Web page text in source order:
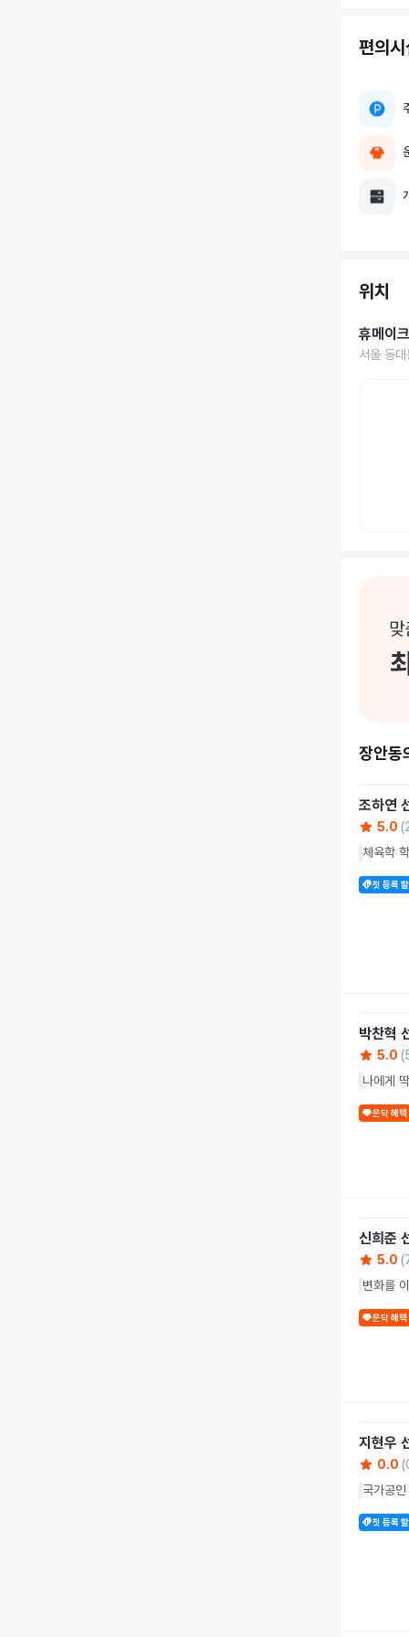
편의
위치
휴메이
서울 동
장안동
조하연
5.0 (
체육학
첫 등록
박찬혁
5.0 (
나에게
운닥 혜택
신희준
5.0 (
변화를
운닥 혜택
지현우
0.0 (
국가공
첫 등록